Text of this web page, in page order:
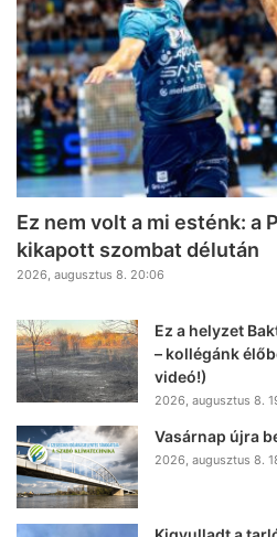
Ez nem volt a mi esténk: a
kikapott szombat délután
2026, augusztus 8. 20:06
Ez a helyzet
– kollégánk
videó!)
2026, augusztus 8.
Vasárnap újra
2026, augusztus 8.